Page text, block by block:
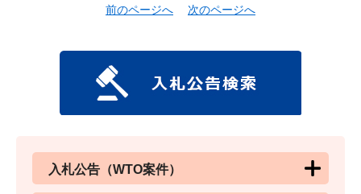
前のページへ 次のページへ
入札公告（WTO案件）